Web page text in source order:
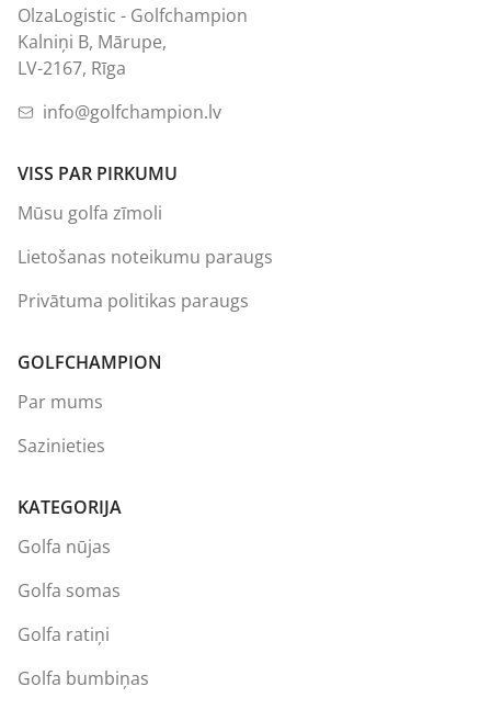
OlzaLogistic - Golfchampion
Kalniņi B, Mārupe,
LV-2167, Rīga
info@golfchampion.lv
VISS PAR PIRKUMU
Mūsu golfa zīmoli
Lietošanas noteikumu paraugs
Privātuma politikas paraugs
GOLFCHAMPION
Par mums
Sazinieties
KATEGORIJA
Golfa nūjas
Golfa somas
Golfa ratiņi
Golfa bumbiņas